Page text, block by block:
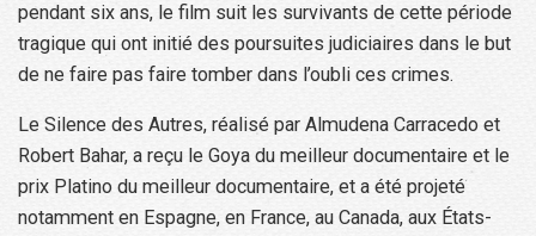
pendant six ans, le film suit les survivants de cette période
tragique qui ont initié des poursuites judiciaires dans le but
de ne faire pas faire tomber dans l’oubli ces crimes.
Le Silence des Autres, réalisé par Almudena Carracedo et
Robert Bahar, a reçu le Goya du meilleur documentaire et le
prix Platino du meilleur documentaire, et a été projeté
notamment en Espagne, en France, au Canada, aux États-